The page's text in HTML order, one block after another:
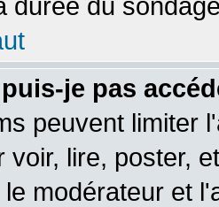
durée du
je pas
peuvent limiter
voir, lire, poster,
modérateur et